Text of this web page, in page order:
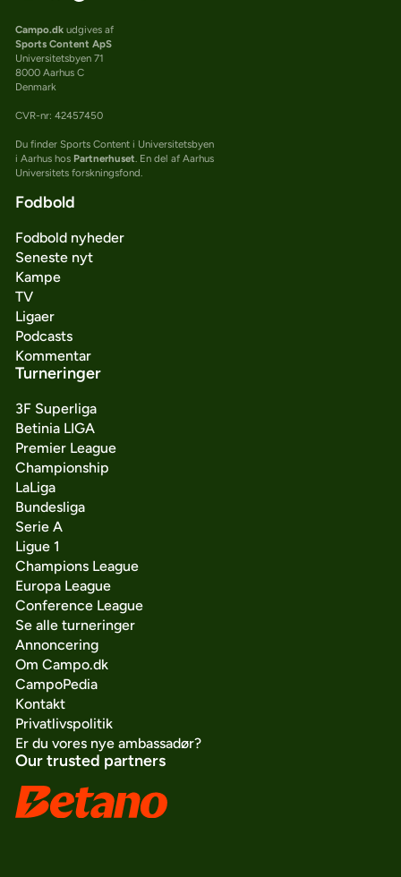
Campo.dkudgives af
Sports Content ApS
Universitetsbyen 71
8000 Aarhus C
Denmark
CVR-nr: 42457450
Du finder Sports Content i Universitetsbyen
i Aarhus hos Partnerhuset . En del af Aarhus
Universitets forskningsfond.
Fodbold
Fodbold nyheder
Seneste nyt
Kampe
TV
Ligaer
Podcasts
Kommentar
Turneringer
3F Superliga
Betinia LIGA
Premier League
Championship
LaLiga
Bundesliga
Serie A
Ligue 1
Champions League
Europa League
Conference League
Se alle turneringer
Annoncering
Om Campo.dk
CampoPedia
Kontakt
Privatlivspolitik
Er du vores nye ambassadør?
Our trusted partners